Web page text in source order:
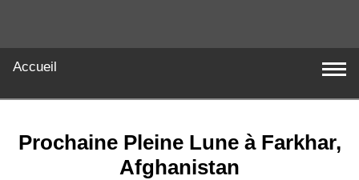
Accueil
Prochaine Pleine Lune à Farkhar,
Afghanistan